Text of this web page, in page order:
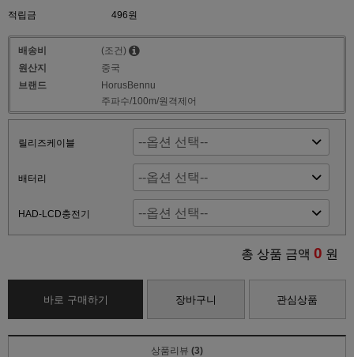
적립금 496원
배송비
(조건)
원산지
중국
브랜드
HorusBennu
주파수/100m/원격제어
릴리즈케이블
배터리
HAD-LCD충전기
총 상품 금액 0 원
바로 구매하기 장바구니 관심상품
상품리뷰 (3)